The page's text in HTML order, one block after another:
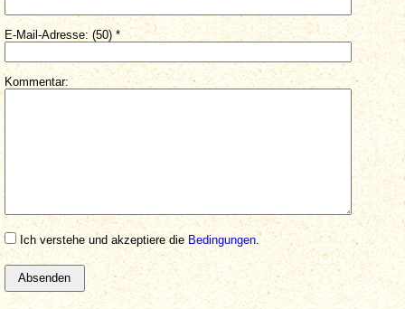
E-Mail-Adresse: (50) *
Kommentar:
Ich verstehe und akzeptiere die Bedingungen.